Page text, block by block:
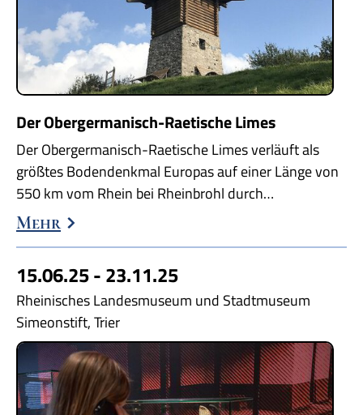
Der Obergermanisch-Raetische Limes
Der Obergermanisch-Raetische Limes verläuft als
größtes Bodendenkmal Europas auf einer Länge von
550 km vom Rhein bei Rheinbrohl durch…
Mehr
15.06.25 - 23.11.25
Rheinisches Landesmuseum und Stadtmuseum
Simeonstift, Trier